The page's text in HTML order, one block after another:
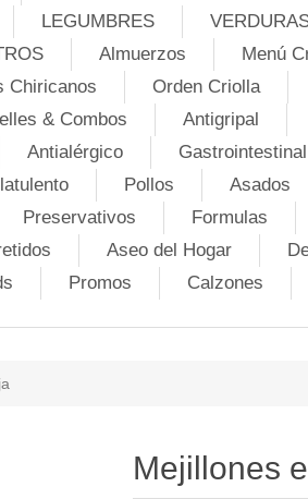
LEGUMBRES
Almuerzos Menú
Chiricanos Orden Criolla
& Combos Antigripal
Antialérgico Gastrointestinal
Pollos Asados
Preservativos Formulas
Aseo del Hogar
Promos Calzones
Mejillones